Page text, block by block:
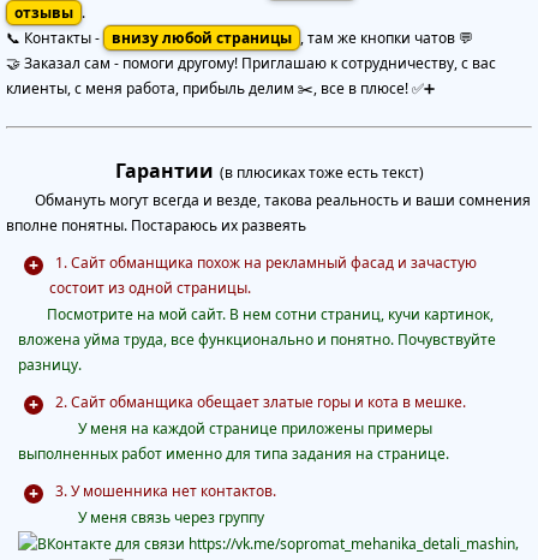
отзывы .
📞 Контакты -
внизу любой страницы , там же кнопки чатов 💬
🤝 Заказал сам - помоги другому! Приглашаю к сотрудничеству, с вас
клиенты, с меня работа, прибыль делим ✂️, все в плюсе! ✅➕
Гарантии (в плюсиках тоже есть текст)
Обмануть могут всегда и везде, такова реальность и ваши сомнения
вполне понятны. Постараюсь их развеять
1. Сайт обманщика похож на рекламный фасад и зачастую
состоит из одной страницы.
Посмотрите на мой сайт. В нем сотни страниц, кучи картинок,
вложена уйма труда, все функционально и понятно. Почувствуйте
разницу.
2. Сайт обманщика обещает златые горы и кота в мешке.
У меня на каждой странице приложены примеры
выполненных работ именно для типа задания на странице.
3. У мошенника нет контактов.
У меня связь через группу
,